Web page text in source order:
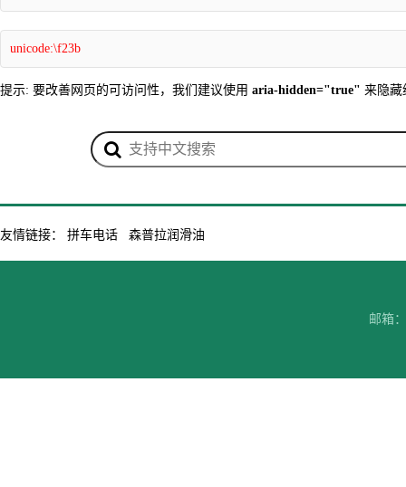
unicode:\f23b
提示: 要改善网页的可访问性，我们建议使用 aria-hidden="true" 来隐藏
友情链接： 拼车电话 森普拉润滑油
邮箱